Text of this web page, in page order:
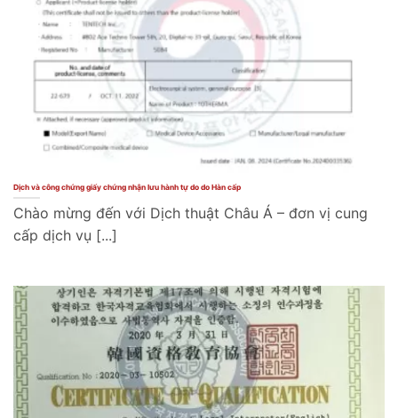
Dịch và công chứng giấy chứng nhận lưu hành tự do do Hàn cấp
Chào mừng đến với Dịch thuật Châu Á – đơn vị cung
cấp dịch vụ [...]